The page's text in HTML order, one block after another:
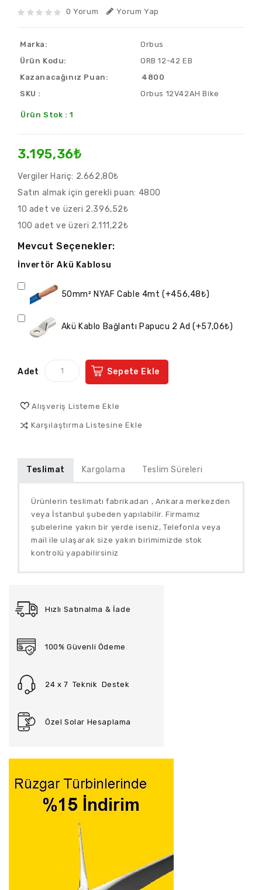
0 Yorum Yorum Yap
Marka:
Orbus
Ürün Kodu:
ORB 12-42 EB
Kazanacağınız Puan:
4800
SKU :
Orbus 12V42AH Bike
Ürün Stok : 1
3.195,36₺
Vergiler Hariç: 2.662,80₺
Satın almak için gerekli puan: 4800
10 adet ve üzeri 2.396,52₺
100 adet ve üzeri 2.111,22₺
Mevcut Seçenekler:
İnvertör Akü Kablosu
50mm² NYAF Cable 4mt (+456,48₺)
Akü Kablo Bağlantı Papucu 2 Ad (+57,06₺)
Adet Sepete Ekle
Alışveriş Listeme Ekle
Karşılaştırma Listesine Ekle
Teslimat Kargolama Teslim Süreleri
Ürünlerin teslimatı fabrikadan , Ankara merkezden
veya İstanbul şubeden yapılabilir. Firmamız
şubelerine yakın bir yerde iseniz, Telefonla veya
mail ile ulaşarak size yakın birimimizde stok
kontrolü yapabilirsiniz
Hızlı Satınalma & İade
100% Güvenli Ödeme
24 x 7 Teknik Destek
Özel Solar Hesaplama